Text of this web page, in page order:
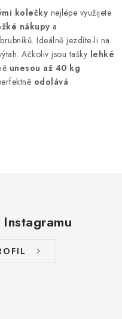
kolečky nejlépe využijete
nákupy a
Ideálně jezdíte-li na
Ačkoliv jsou tašky lehké
unesou až 40 kg
odolává